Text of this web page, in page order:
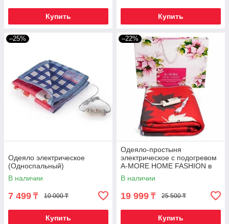
Купить Купить
–25%
Одеяло электрическое
(Односпальный)
В наличии
7 499 ₸ 10 000 ₸
Купить
–22%
Одеяло-простыня
электрическое с подогревом
A-MORE HOME FASHION в
подарочной упаковке
(Двуспальный)
В наличии
19 999 ₸ 25 500 ₸
Купить